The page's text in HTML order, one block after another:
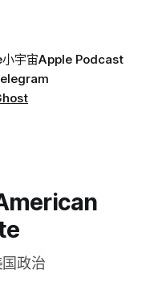
小宇宙Apple Podcast
政治